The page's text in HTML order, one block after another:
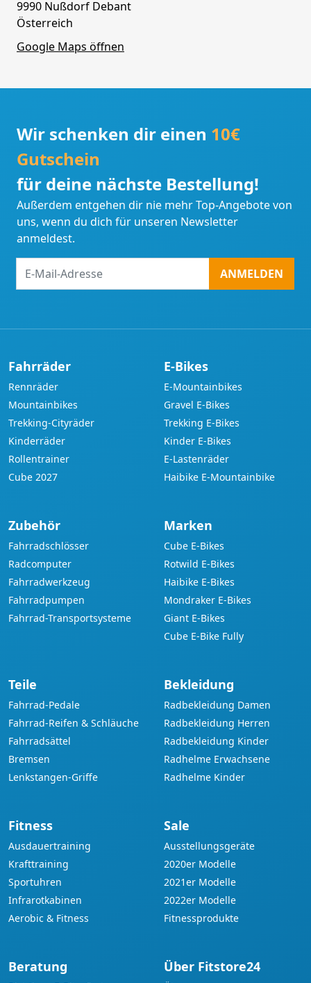
9990 Nußdorf Debant
Österreich
Google Maps öffnen
Wir schenken dir einen 10€
Gutschein
für deine nächste Bestellung!
Außerdem entgehen dir nie mehr Top-Angebote von
uns, wenn du dich für unseren Newsletter
anmeldest.
Mail-
ANMELDEN
Fahrräder
Rennräder
Mountainbikes
Trekking-Cityräder
Kinderräder
Rollentrainer
Cube 2027
E-Bikes
E-Mountainbikes
Gravel E-Bikes
Trekking E-Bikes
Kinder E-Bikes
E-Lastenräder
Haibike E-Mountainbike
Zubehör
Fahrradschlösser
Radcomputer
Fahrradwerkzeug
Fahrradpumpen
Fahrrad-Transportsysteme
Marken
Cube E-Bikes
Rotwild E-Bikes
Haibike E-Bikes
Mondraker E-Bikes
Giant E-Bikes
Cube E-Bike Fully
Teile
Fahrrad-Pedale
Fahrrad-Reifen & Schläuche
Fahrradsättel
Bremsen
Lenkstangen-Griffe
Bekleidung
Radbekleidung Damen
Radbekleidung Herren
Radbekleidung Kinder
Radhelme Erwachsene
Radhelme Kinder
Fitness
Ausdauertraining
Krafttraining
Sportuhren
Infrarotkabinen
Aerobic & Fitness
Sale
Ausstellungsgeräte
2020er Modelle
2021er Modelle
2022er Modelle
Fitnessprodukte
Beratung Über Fitstore24